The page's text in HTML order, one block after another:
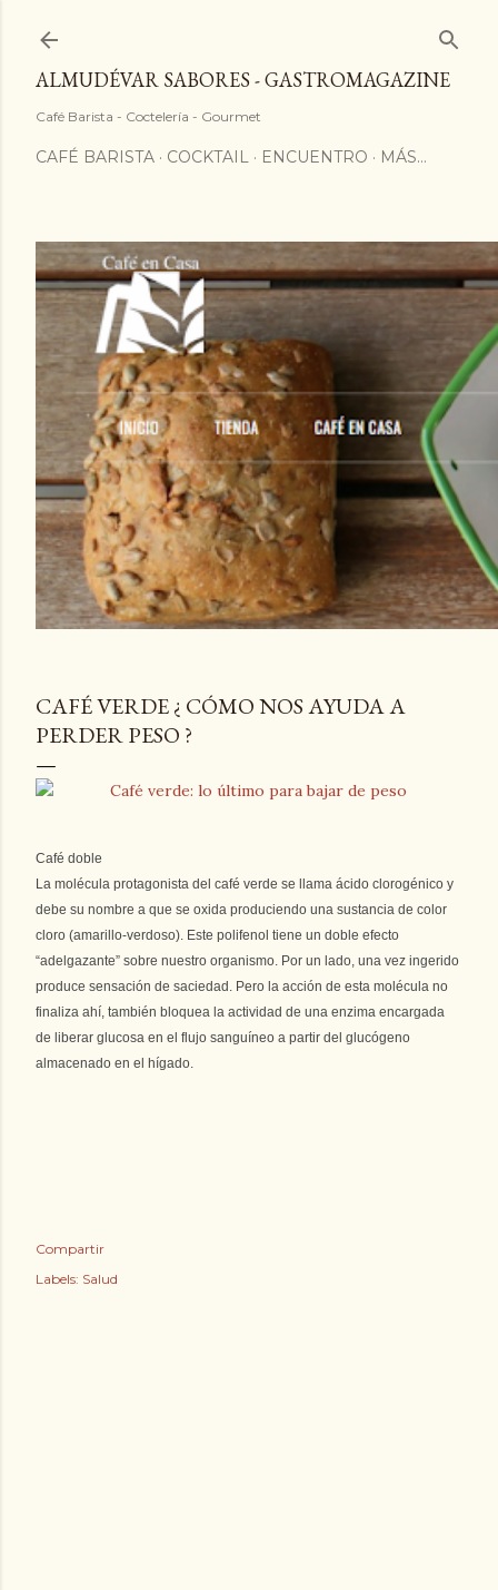
ALMUDÉVAR SABORES - GASTROMAGAZINE
Café Barista - Coctelería - Gourmet
CAFÉ BARISTA COCKTAIL ENCUENTRO MÁS…
CAFÉ VERDE ¿ CÓMO NOS AYUDA A
PERDER PESO ?
Café doble
La molécula protagonista del café verde se llama ácido clorogénico y
debe su nombre a que se oxida produciendo una sustancia de color
cloro (amarillo-verdoso). Este polifenol tiene un doble efecto
“adelgazante” sobre nuestro organismo. Por un lado, una vez ingerido
produce sensación de saciedad. Pero la acción de esta molécula no
finaliza ahí, también bloquea la actividad de una enzima encargada
de liberar glucosa en el flujo sanguíneo a partir del glucógeno
almacenado en el hígado.
Compartir
Labels: Salud